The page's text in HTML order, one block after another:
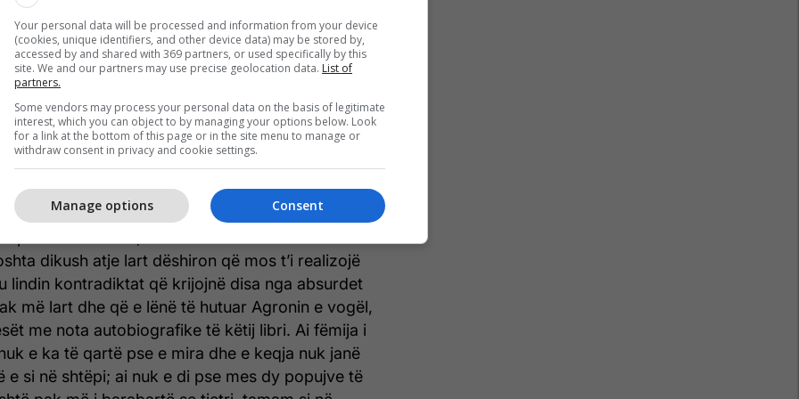
sistemit socialist në Jugosllavi. Na rrëfen,
se pamë kurrë, për tjetërsimin e njeriut nën
të një pushteti që qeverisë me ideologjinë
sistematike. Na flet për një kohë kur
zhvillohet në aspektin intelektual, por
kombëtar, na flet për absurdin dhe
dhe zhvillohen në një shoqëri që e ka humbur
si e tërë, edhe për shkak të ndarjes nga trungu
për shkak të ambicieve ideologjike të
një identitet të ri që më së miri shpjegohet me
proletariatit. Por, idetë nuk realizohen lehtë në
dikush atje lart dëshiron që mos t’i realizojë
lindin kontradiktat që krijojnë disa nga absurdet
më lart dhe që e lënë të hutuar Agronin e vogël,
me nota autobiografike të këtij libri. Ai fëmija i
e ka të qartë pse e mira dhe e keqja nuk janë
e si në shtëpi; ai nuk e di pse mes dy popujve të
Your personal data will be processed and information from your device
(cookies, unique identifiers, and other device data) may be stored by,
accessed by and shared with 369 partners, or used specifically by this
site. We and our partners may use precise geolocation data. List of
partners.
Some vendors may process your personal data on the basis of legitimate
interest, which you can object to by managing your options below. Look
for a link at the bottom of this page or in the site menu to manage or
withdraw consent in privacy and cookie settings.
Consent
Manage options